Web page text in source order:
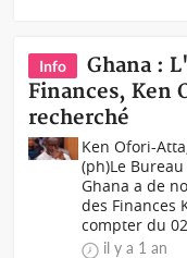
Info
Ghana :
Finances, Ken
recherché
Ken Ofori-
(ph)Le
Ghana a de
des Finances
compter du
il y a 1 an